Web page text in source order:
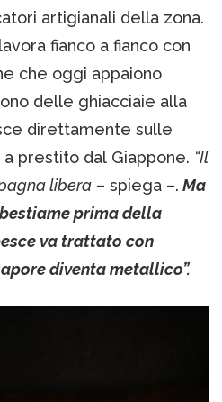
artigianali della zona.
fianco a fianco con
che oggi appaiono
delle ghiacciaie alla
direttamente sulle
prestito dal Giappone. “Il
libera – spiega –. Ma
prima della
va trattato con
diventa metallico”.